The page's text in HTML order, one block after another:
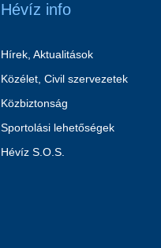
Hévíz info
Hírek, Aktualitások
Közélet, Civil szervezetek
Közbiztonság
Sportolási lehetőségek
Hévíz S.O.S.